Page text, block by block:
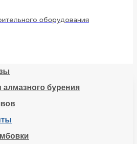
оборудования
алмазного бурения